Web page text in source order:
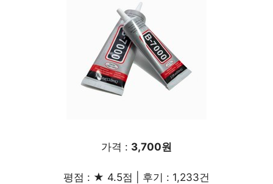
가격 : 3,700원
평점 : ★ 4.5점 | 후기 : 1,233건